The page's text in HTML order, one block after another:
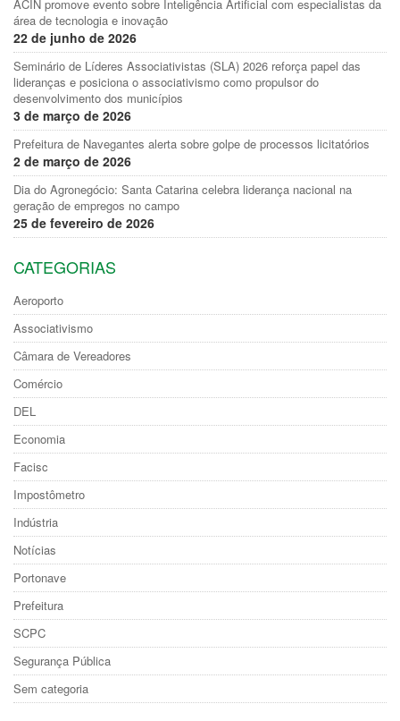
ACIN promove evento sobre Inteligência Artificial com especialistas da
área de tecnologia e inovação
22 de junho de 2026
Seminário de Líderes Associativistas (SLA) 2026 reforça papel das
lideranças e posiciona o associativismo como propulsor do
desenvolvimento dos municípios
3 de março de 2026
Prefeitura de Navegantes alerta sobre golpe de processos licitatórios
2 de março de 2026
Dia do Agronegócio: Santa Catarina celebra liderança nacional na
geração de empregos no campo
25 de fevereiro de 2026
CATEGORIAS
Aeroporto
Associativismo
Câmara de Vereadores
Comércio
DEL
Economia
Facisc
Impostômetro
Indústria
Notícias
Portonave
Prefeitura
SCPC
Segurança Pública
Sem categoria